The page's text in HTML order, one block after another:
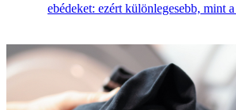
ebédeket: ezért különlegesebb, mint